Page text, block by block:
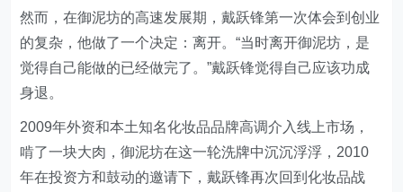
然而，在御泥坊的高速发展期，戴跃锋第一次体会到创业
的复杂，他做了一个决定：离开。“当时离开御泥坊，是
觉得自己能做的已经做完了。”戴跃锋觉得自己应该功成
身退。
2009年外资和本土知名化妆品品牌高调介入线上市场，
啃了一块大肉，御泥坊在这一轮洗牌中沉沉浮浮，2010
年在投资方和鼓动的邀请下，戴跃锋再次回到化妆品战